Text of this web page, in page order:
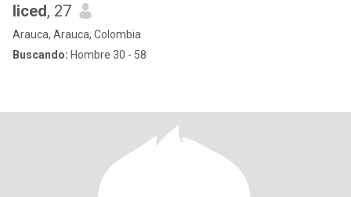
liced, 27
Arauca, Arauca, Colombia
Buscando: Hombre 30 - 58